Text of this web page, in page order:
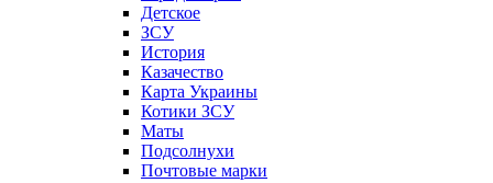
Детское
ЗСУ
История
Казачество
Карта Украины
Котики ЗСУ
Маты
Подсолнухи
Почтовые марки